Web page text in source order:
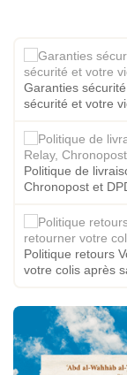
Garanties
sécurité et votre
Politique de
Chronopost et
Politique retours
votre colis après